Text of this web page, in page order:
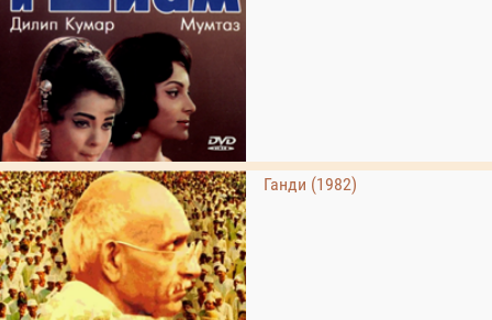
Ганди (1982)